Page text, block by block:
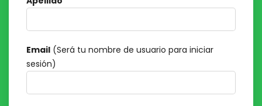
Email (Será tu nombre de usuario para iniciar
sesión)